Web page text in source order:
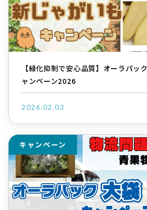
【緑化抑制で安心品質】オーラパッ
ャンペーン2026
2026.02.03
キャンペーン